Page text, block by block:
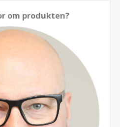
om produkten?